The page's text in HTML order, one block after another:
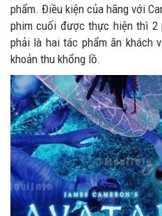
phẩm. Điều kiện của hãng với
phim cuối được thực hiện thì 2
phải là hai tác phẩm ăn khách
khoản thu khổng lồ.